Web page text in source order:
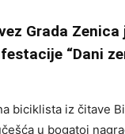
Grada Zenica
“Dani
biciklista iz čitave
u bogatoj